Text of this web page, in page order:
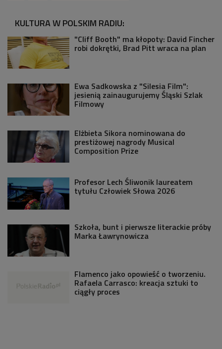
KULTURA W POLSKIM RADIU:
"Cliff Booth" ma kłopoty: David Fincher
robi dokrętki, Brad Pitt wraca na plan
Ewa Sadkowska z "Silesia Film":
jesienią zainaugurujemy Śląski Szlak
Filmowy
Elżbieta Sikora nominowana do
prestiżowej nagrody Musical
Composition Prize
Profesor Lech Śliwonik laureatem
tytułu Człowiek Słowa 2026
Szkoła, bunt i pierwsze literackie próby
Marka Ławrynowicza
Flamenco jako opowieść o tworzeniu.
Rafaela Carrasco: kreacja sztuki to
ciągły proces